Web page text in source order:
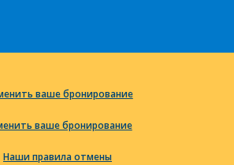
ваше бронирование
ваше бронирование
Наши правила отмены